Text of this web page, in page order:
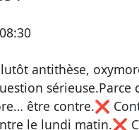
antithèse,
sérieuse.Parce
être contre.❌
le lundi matin.❌